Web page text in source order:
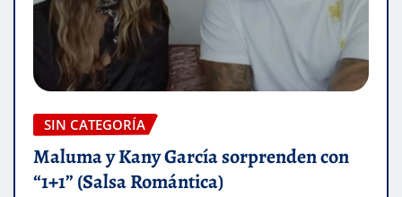
SIN CATEGORÍA
Maluma y Kany García sorprenden con
“1+1” (Salsa Romántica)